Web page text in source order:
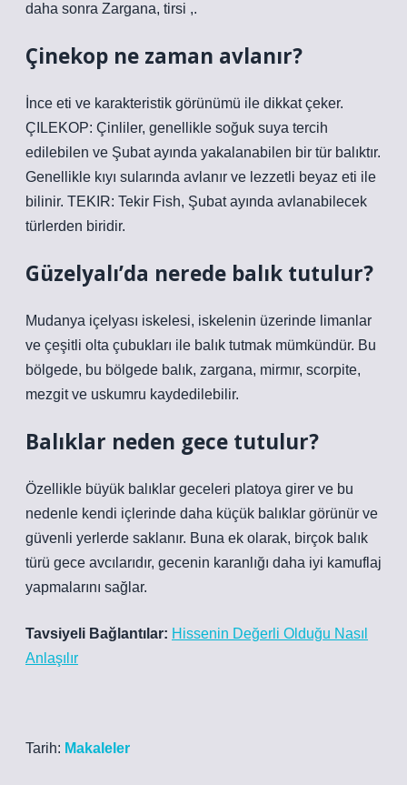
daha sonra Zargana, tirsi ,.
Çinekop ne zaman avlanır?
İnce eti ve karakteristik görünümü ile dikkat çeker.
ÇILEKOP: Çinliler, genellikle soğuk suya tercih
edilebilen ve Şubat ayında yakalanabilen bir tür balıktır.
Genellikle kıyı sularında avlanır ve lezzetli beyaz eti ile
bilinir. TEKIR: Tekir Fish, Şubat ayında avlanabilecek
türlerden biridir.
Güzelyalı’da nerede balık tutulur?
Mudanya içelyası iskelesi, iskelenin üzerinde limanlar
ve çeşitli olta çubukları ile balık tutmak mümkündür. Bu
bölgede, bu bölgede balık, zargana, mirmır, scorpite,
mezgit ve uskumru kaydedilebilir.
Balıklar neden gece tutulur?
Özellikle büyük balıklar geceleri platoya girer ve bu
nedenle kendi içlerinde daha küçük balıklar görünür ve
güvenli yerlerde saklanır. Buna ek olarak, birçok balık
türü gece avcılarıdır, gecenin karanlığı daha iyi kamuflaj
yapmalarını sağlar.
Tavsiyeli Bağlantılar: Hissenin Değerli Olduğu Nasıl
Anlaşılır
Tarih: Makaleler